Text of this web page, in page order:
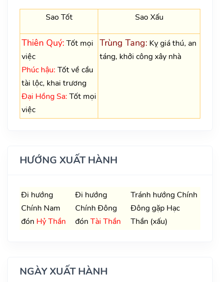
Sao Tốt Sao Xấu
Thiên Quý: Tốt mọi
việc
Phúc hậu: Tốt về cầu
tài lộc, khai trương
Đại Hồng Sa: Tốt mọi
việc
Trùng Tang: Kỵ giá thú, an
táng, khởi công xây nhà
HƯỚNG XUẤT HÀNH
Đi hướng
Chính Nam
đón Hỷ Thần
Đi hướng
Chính Đông
đón Tài Thần
Tránh hướng Chính
Đông gặp Hạc
Thần (xấu)
NGÀY XUẤT HÀNH